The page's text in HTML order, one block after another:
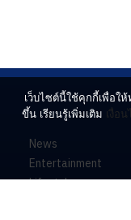
News
Entertainment
Lifestyle
เว็บไซต์นี้ใช้คุกกี้เพื่อใ
ขึ้น เรียนรู้เพิ่มเติม เงื่อ